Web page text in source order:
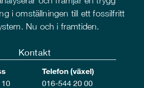
i omställningen till ett fossilfritt
Nu och i framtiden.
Kontakt
10
Telefon (växel)
016-544 20 00